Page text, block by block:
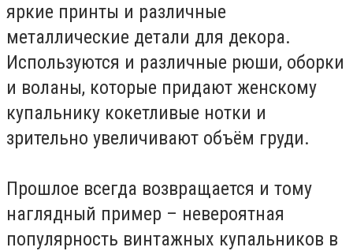
яркие принты и различные
металлические детали для декора.
Используются и различные рюши, оборки
и воланы, которые придают женскому
купальнику кокетливые нотки и
зрительно увеличивают объём груди.
Прошлое всегда возвращается и тому
наглядный пример – невероятная
популярность винтажных купальников в